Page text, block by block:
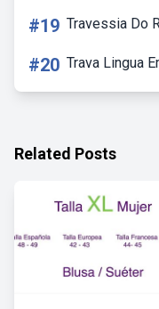
#19 Travessia Do
#20 Trava Lingua
Related Posts